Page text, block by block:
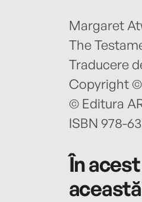
Margaret
The
Traducere
Copyright ©
© Editura
ISBN 978-
În